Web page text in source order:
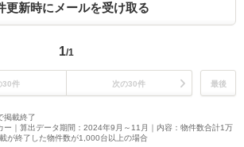
更新時にメールを受け取る
1/1
30件 次の30件 最後
掲載終了
ー｜算出データ期間：2024年9月～11月｜内容：物件数合計1万
が終了した物件数が1,000台以上の場合